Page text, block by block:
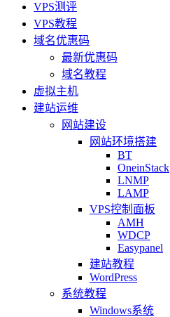
VPS测评
VPS教程
域名优惠码
最新优惠码
域名教程
虚拟主机
建站运维
网站建设
网站环境搭建
BT
OneinStack
LNMP
LAMP
VPS控制面板
AMH
WDCP
Easypanel
建站教程
WordPress
系统教程
Windows系统